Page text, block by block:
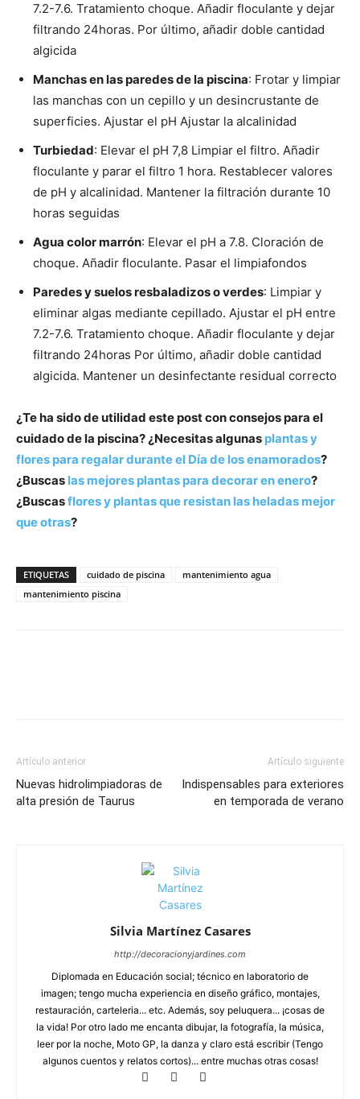
7.2-7.6. Tratamiento choque. Añadir floculante y dejar
filtrando 24horas. Por último, añadir doble cantidad
algicida
Manchas en las paredes de la piscina: Frotar y limpiar
las manchas con un cepillo y un desincrustante de
superficies. Ajustar el pH Ajustar la alcalinidad
Turbiedad: Elevar el pH 7,8 Limpiar el filtro. Añadir
floculante y parar el filtro 1 hora. Restablecer valores
de pH y alcalinidad. Mantener la filtración durante 10
horas seguidas
Agua color marrón: Elevar el pH a 7.8. Cloración de
choque. Añadir floculante. Pasar el limpiafondos
Paredes y suelos resbaladizos o verdes: Limpiar y
eliminar algas mediante cepillado. Ajustar el pH entre
7.2-7.6. Tratamiento choque. Añadir floculante y dejar
filtrando 24horas Por último, añadir doble cantidad
algicida. Mantener un desinfectante residual correcto
¿Te ha sido de utilidad este post con consejos para el
cuidado de la piscina? ¿Necesitas algunas plantas y
flores para regalar durante el Día de los enamorados?
¿Buscas las mejores plantas para decorar en enero?
¿Buscasflores y plantas que resistan las heladas mejor
que otras?
ETIQUETAS cuidado de piscina
mantenimiento agua
mantenimiento piscina
Artículo anterior
Nuevas hidrolimpiadoras de
alta presión de Taurus
Artículo siguiente
Indispensables para exteriores
en temporada de verano
Silvia Martínez Casares
http://decoracionyjardines.com
Diplomada en Educación social; técnico en laboratorio de
imagen; tengo mucha experiencia en diseño gráfico, montajes,
restauración, carteleria... etc. Además, soy peluquera... ¡cosas de
la vida! Por otro lado me encanta dibujar, la fotografía, la música,
leer por la noche, Moto GP, la danza y claro está escribir (Tengo
algunos cuentos y relatos cortos)... entre muchas otras cosas!